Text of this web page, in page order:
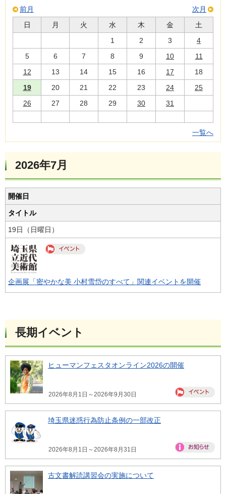
前月
次月
日
月 火 水 木 金
土
1
2 3
4
5
6 7 8 9 10
11
12
13 14 15 16 17
18
19
20 21 22 23 24
25
26
27 28 29 30 31
一覧へ
2026年7月
開催日
タイトル
19日（日曜日）
企画展「密やかな美 小村雪岱のすべて」関連イベントを開催
長期イベント
ヒューマンフェスタオンライン2026の開催
2026年8月1日～2026年9月30日
埼玉県迷惑行為防止条例の一部改正
2026年8月1日～2026年8月31日
古文書解読講習会の実施について